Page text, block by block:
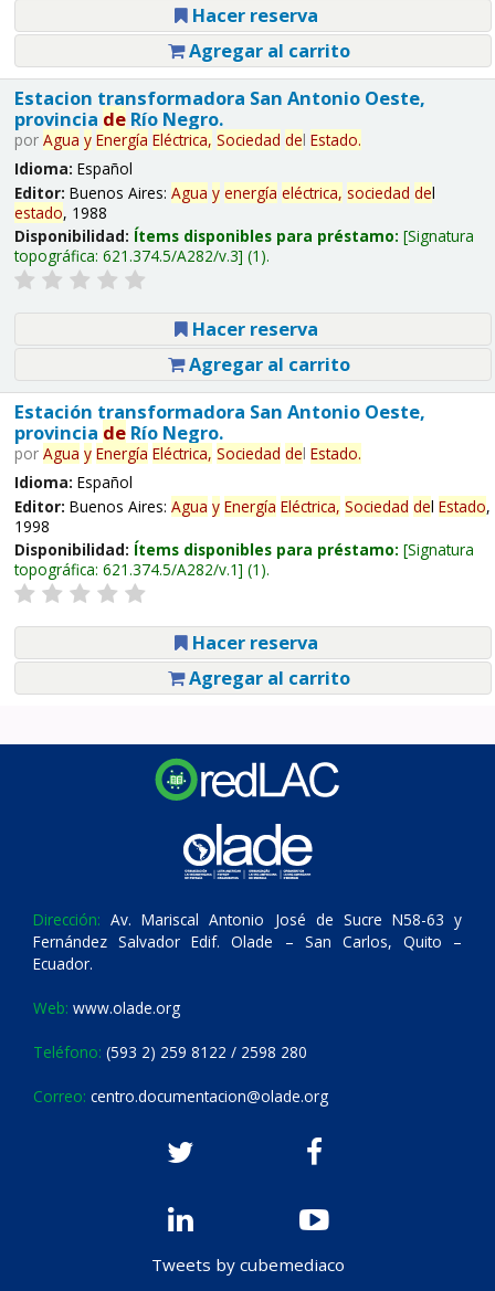
Hacer reserva
Agregar al carrito
Estacion transformadora San Antonio Oeste,
provincia deRío Negro.
por Agua y Energía Eléctrica, Sociedad del Estado.
Idioma: Español
Editor: Buenos Aires: Agua y energía eléctrica, sociedad del
estado, 1988
Disponibilidad: Ítems disponibles para préstamo: Signatura
topográfica: 621.374.5/A282/v.3 (1).
Hacer reserva
Agregar al carrito
Estación transformadora San Antonio Oeste,
provincia deRío Negro.
por Agua y Energía Eléctrica, Sociedad del Estado.
Idioma: Español
Editor: Buenos Aires: Agua y Energía Eléctrica, Sociedad del Estado,
1998
Disponibilidad: Ítems disponibles para préstamo: Signatura
topográfica: 621.374.5/A282/v.1 (1).
Hacer reserva
Agregar al carrito
Dirección: Av. Mariscal Antonio José de Sucre N58-63 y
Fernández Salvador Edif. Olade – San Carlos, Quito –
Ecuador.
Web: www.olade.org
Teléfono: (593 2) 259 8122 / 2598 280
Correo: centro.documentacion@olade.org
Tweets by cubemediaco